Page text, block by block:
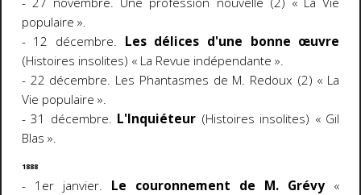
populaire ».
- 12 décembre. Les délices d'une bonne œuvre
(Histoires insolites) « La Revue indépendante ».
- 22 décembre. Les Phantasmes de M. Redoux (2) « La
Vie populaire ».
- 31 décembre. L'Inquiéteur (Histoires insolites) « Gil
Blas ».
1888
- 1er janvier. Le couronnement de M. Grévy «